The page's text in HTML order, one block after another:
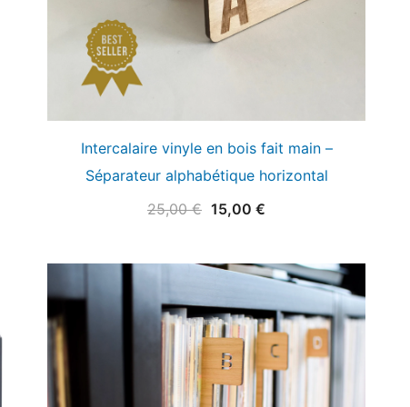
Intercalaire vinyle en bois fait main –
Séparateur alphabétique horizontal
25,00€ Le
était :
25,00 €.
15,00 €
est :